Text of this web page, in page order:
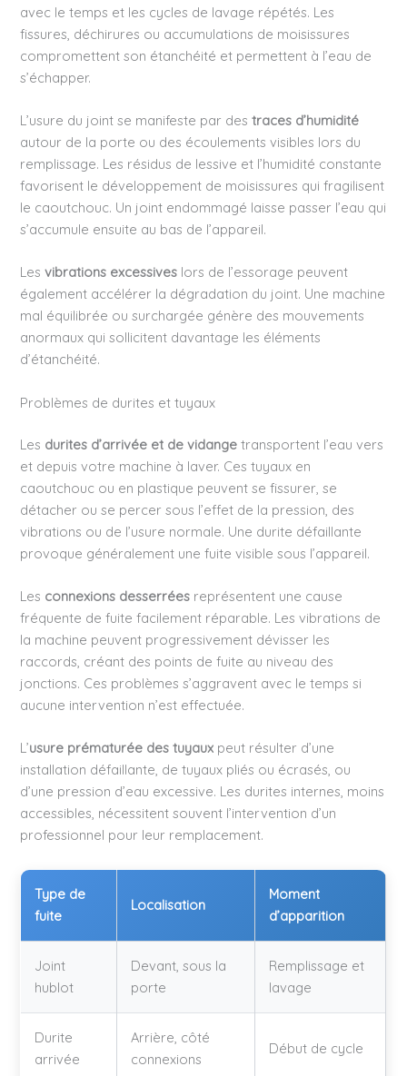
avec le temps et les cycles de lavage répétés. Les
fissures, déchirures ou accumulations de moisissures
compromettent son étanchéité et permettent à l’eau de
s’échapper.
L’usure du joint se manifeste par destraces d’humidité
autour de la porte ou des écoulements visibles lors du
remplissage. Les résidus de lessive et l’humidité constante
favorisent le développement de moisissures qui fragilisent
le caoutchouc. Un joint endommagé laisse passer l’eau qui
s’accumule ensuite au bas de l’appareil.
Lesvibrations excessives lors de l’essorage peuvent
également accélérer la dégradation du joint. Une machine
mal équilibrée ou surchargée génère des mouvements
anormaux qui sollicitent davantage les éléments
d’étanchéité.
Problèmes de durites et tuyaux
Les durites d’arrivée et de vidange transportent l’eau vers
et depuis votre machine à laver. Ces tuyaux en
caoutchouc ou en plastique peuvent se fissurer, se
détacher ou se percer sous l’effet de la pression, des
vibrations ou de l’usure normale. Une durite défaillante
provoque généralement une fuite visible sous l’appareil.
Les connexions desserrées représentent une cause
fréquente de fuite facilement réparable. Les vibrations de
la machine peuvent progressivement dévisser les
raccords, créant des points de fuite au niveau des
jonctions. Ces problèmes s’aggravent avec le temps si
aucune intervention n’est effectuée.
L’usure prématurée des tuyaux peut résulter d’une
installation défaillante, de tuyaux pliés ou écrasés, ou
d’une pression d’eau excessive. Les durites internes, moins
accessibles, nécessitent souvent l’intervention d’un
professionnel pour leur remplacement.
Type de
fuite
Localisation
Moment
d’apparition
Joint
hublot
Devant, sous la
porte
Remplissage et
lavage
Durite
arrivée
Arrière, côté
connexions
Début de cycle